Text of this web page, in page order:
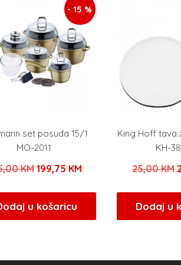
- 15 %
set posuđa 15/1
MO-2011
KM Izvorna
bila
je:
199,75 KMTrenutna
199,75 KM.
u košaricu
King Hoff tava
KH-
25,00KM
Dodaj u